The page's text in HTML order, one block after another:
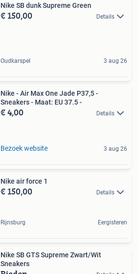
Nike SB dunk Supreme Green
€ 150,00 Details
Oudkarspel 3 aug 26
Nike - Air Max One Jade P37,5 -
Sneakers - Maat: EU 37.5 -
€ 4,00 Details
Bezoek website 3 aug 26
Nike air force 1
€ 150,00 Details
Rijnsburg Eergisteren
Nike SB GTS Supreme Zwart/Wit
Sneakers